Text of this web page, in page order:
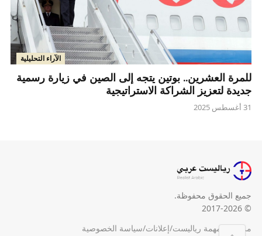
الآراء التحليلية
للمرة العشرين.. بوتين يتجه إلى الصين في زيارة رسمية
جديدة لتعزيز الشراكة الاستراتيجية
31 أغسطس 2025
جميع الحقوق محفوظة.
© 2017-2026
من نحن/مهمة رياليست/إعلانات/سياسة الخصوصية